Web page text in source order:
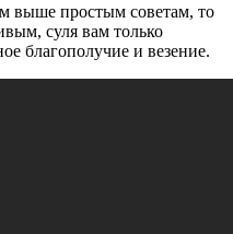
выше простым советам, то
суля вам только
благополучие и везение.